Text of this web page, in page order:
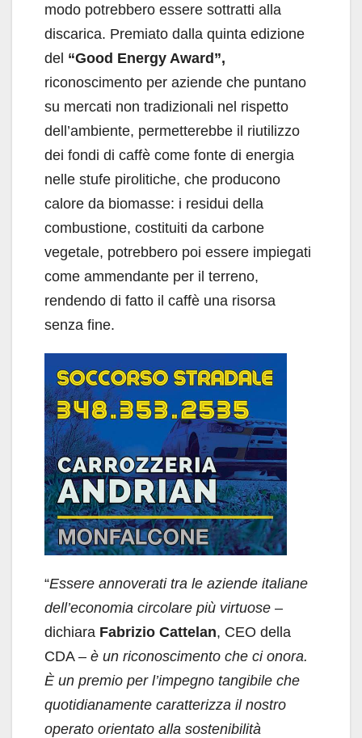
modo potrebbero essere sottratti alla
discarica. Premiato dalla quinta edizione
del “Good Energy Award”,
riconoscimento per aziende che puntano
su mercati non tradizionali nel rispetto
dell’ambiente, permetterebbe il riutilizzo
dei fondi di caffè come fonte di energia
nelle stufe pirolitiche, che producono
calore da biomasse: i residui della
combustione, costituiti da carbone
vegetale, potrebbero poi essere impiegati
come ammendante per il terreno,
rendendo di fatto il caffè una risorsa
senza fine.
“Essere annoverati tra le aziende italiane
dell’economia circolare più virtuose –
dichiara Fabrizio Cattelan, CEO della
CDA – è un riconoscimento che ci onora.
È un premio per l’impegno tangibile che
quotidianamente caratterizza il nostro
operato orientato alla sostenibilità